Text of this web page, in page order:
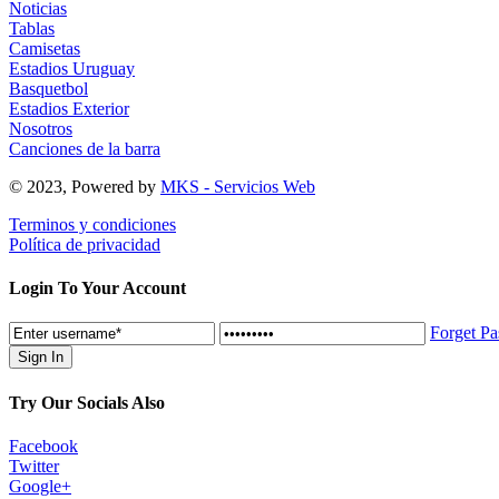
Noticias
Tablas
Camisetas
Estadios Uruguay
Basquetbol
Estadios Exterior
Nosotros
Canciones de la barra
© 2023, Powered by MKS - Servicios Web
Terminos y condiciones
Política de privacidad
Login To Your Account
Forget
Try Our Socials Also
Facebook
Twitter
Google+